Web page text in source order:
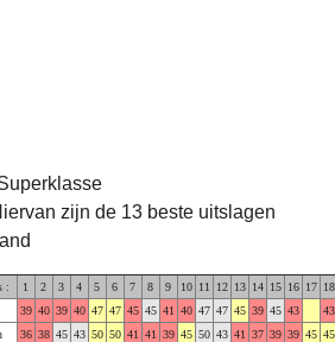
zijn de 13 beste uitslagen
: 1 2 3 4 5 6 7 8 9 10 11 12 13 14 15 16 17 18
39 40 39 40 47 47 45 45 41 40 47 47 45 39 45 43
43
36 38 45 43 50 50 41 41 39 45 50 43 41 37 39 39 45 45